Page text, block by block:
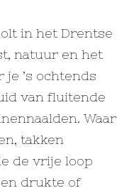
in het Drentse
natuur en het
’s ochtends
van fluitende
Waar
takken
de vrije loop
drukte of